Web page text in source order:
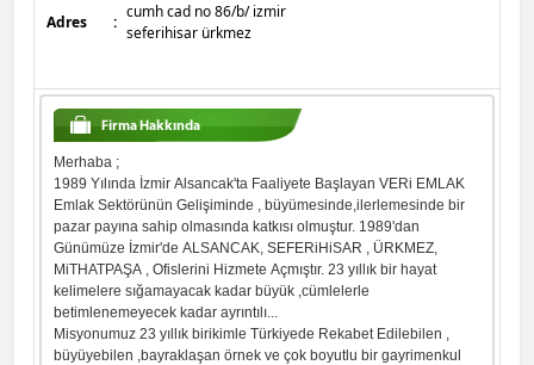
Adres :
cumh cad no 86/b/ izmir
seferihisar ürkmez
Merhaba ;
1989 Yılında İzmir Alsancak'ta Faaliyete Başlayan VERi EMLAK
Emlak Sektörünün Gelişiminde , büyümesinde,ilerlemesinde bir
pazar payına sahip olmasında katkısı olmuştur. 1989'dan
Günümüze İzmir'de ALSANCAK, SEFERiHiSAR , ÜRKMEZ,
MiTHATPAŞA , Ofislerini Hizmete Açmıştır. 23 yıllık bir hayat
kelimelere sığamayacak kadar büyük ,cümlelerle
betimlenemeyecek kadar ayrıntılı...
Misyonumuz 23 yıllık birikimle Türkiyede Rekabet Edilebilen ,
büyüyebilen ,bayraklaşan örnek ve çok boyutlu bir gayrimenkul